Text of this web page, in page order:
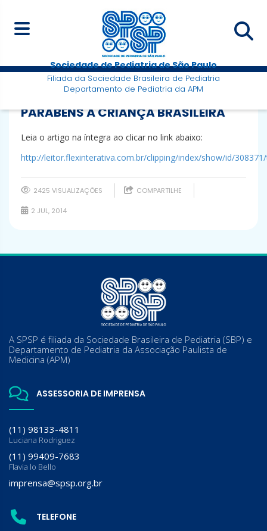
Sociedade de Pediatria de São Paulo
Filiada da Sociedade Brasileira de Pediatria
Departamento de Pediatria da APM
PARABÉNS À CRIANÇA BRASILEIRA
Leia o artigo na íntegra ao clicar no link abaixo:
http://leitor.flexinterativa.com.br/clipping/index/show/id/
2425 VISUALIZAÇÕES COMPARTILHE
2 JUL, 2014
A SPSP é filiada da Sociedade Brasileira de Pediatria (SBP) e
Departamento de Pediatria da Associação Paulista de
Medicina (APM)
ASSESSORIA DE IMPRENSA
(11) 98133-4811
Luciana Rodriguez
(11) 99409-7683
Flavia lo Bello
imprensa@spsp.org.br
TELEFONE